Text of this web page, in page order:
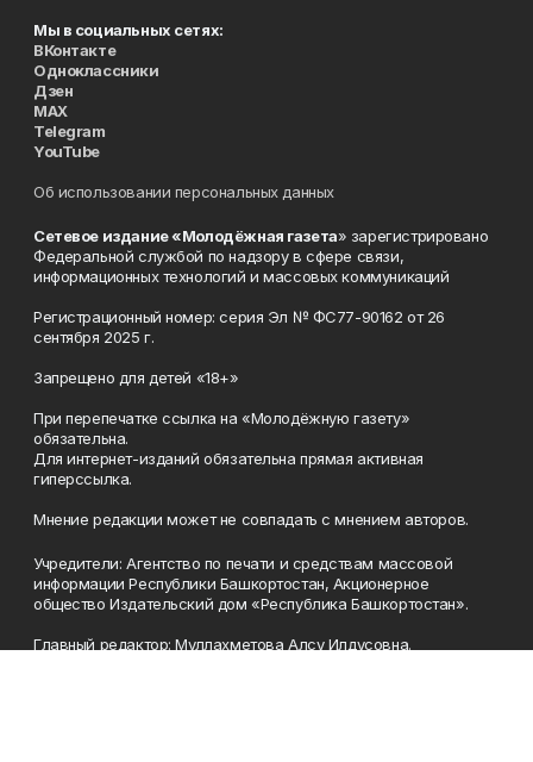
Мы в социальных сетях:
ВКонтакте
Одноклассники
Дзен
MAX
Telegram
YouTube
Об использовании персональных данных
Сетевое издание «Молодёжная газета» зарегистрировано
Федеральной службой по надзору в сфере связи,
информационных технологий и массовых коммуникаций
Регистрационный номер: серия Эл № ФС77-90162 от 26
сентября 2025 г.
Запрещено для детей «18+»
При перепечатке ссылка на «Молодёжную газету»
обязательна.
Для интернет-изданий обязательна прямая активная
гиперссылка.
Мнение редакции может не совпадать с мнением авторов.
Учредители: Агентство по печати и средствам массовой
информации Республики Башкортостан, Акционерное
общество Издательский дом «Республика Башкортостан».
Главный редактор: Муллахметова Алсу Илдусовна.